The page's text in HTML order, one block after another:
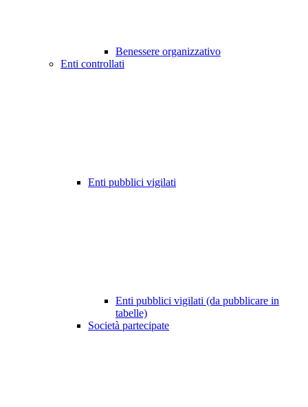
Benessere organizzativo
Enti controllati
Enti pubblici vigilati
Enti pubblici vigilati (da pubblicare in
tabelle)
Società partecipate